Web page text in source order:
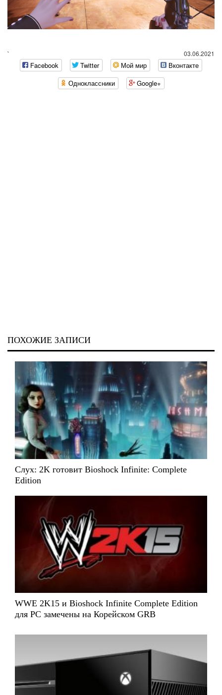
03.06.2021
`
Facebook Twitter Мой мир
Вконтакте
Одноклассники
Google+
ПОХОЖИЕ ЗАПИСИ
Слух: 2K готовит Bioshock Infinite: Complete
Edition
WWE 2K15 и Bioshock Infinite Complete Edition
для PC замечены на Корейском GRB